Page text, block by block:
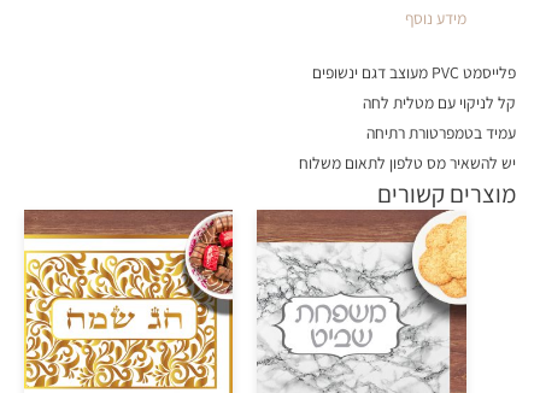
מידע נוסף
פלייסמט PVC מעוצב דגם ינשופים
קל לניקוי עם מטלית לחה
עמיד בטמפרטורת רתיחה
יש להשאיר מס טלפון לתאום משלוח
מוצרים קשורים